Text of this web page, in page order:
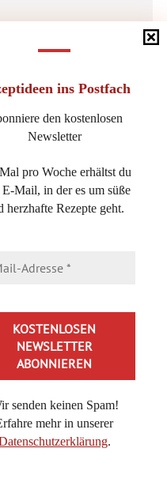
ins Postfach
den kostenlosen
Newsletter
pro Woche erhältst du
E-Mail, in der es um süße
herzhafte Rezepte geht.
senden keinen Spam!
mehr in unserer
.